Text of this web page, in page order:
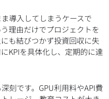
導入してしまうケースで
理由だけでプロジェクトを
も結びつかず投資回収に失
KPIを具体化し、定期的に達
刻です。GPU利用料やAPI費